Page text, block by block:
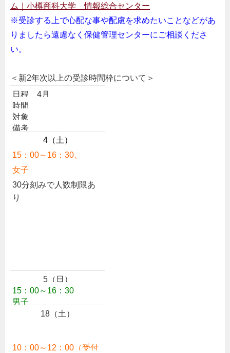
ム｜小樽商科大学 情報総合センター
※受診する上で心配な事や配慮を求めたいことなどがあ
りましたら遠慮なく保健管理センターにご相談くださ
い。
＜新2年次以上の受診時間枠について＞
日程 4月
時間
対象
備考
4（土）
15：00～16 ：30、
女子
30分刻みで人数制限あ
り
5（日）
15：00～16：30
男子
18（土）
10：00～12：00（受付